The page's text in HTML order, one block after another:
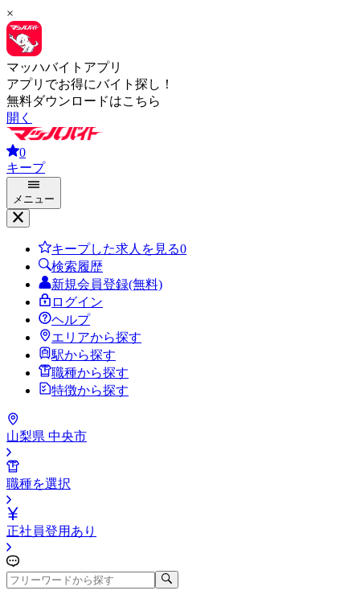
×
マッハバイトアプリ
アプリでお得にバイト探し！
無料ダウンロードはこちら
開く
0
キープ
メニュー
キープした求人を見る0
検索履歴
新規会員登録(無料)
ログイン
ヘルプ
エリアから探す
駅から探す
職種から探す
特徴から探す
山梨県 中央市
職種を選択
正社員登用あり